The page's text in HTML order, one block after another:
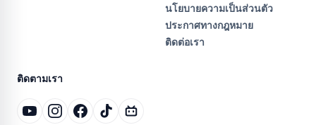
นโยบายความเป็นส่วนตัว
ประกาศทางกฎหมาย
ติดต่อเรา
ติดตามเรา